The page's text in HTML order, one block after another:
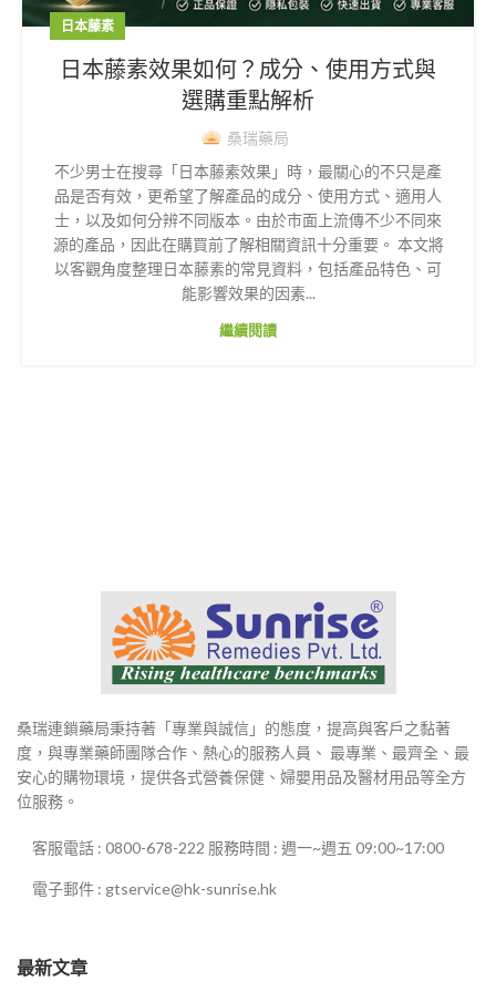
日本藤素
日本藤素效果如何？成分、使用方式與
選購重點解析
桑瑞藥局
不少男士在搜尋「日本藤素效果」時，最關心的不只是產
品是否有效，更希望了解產品的成分、使用方式、適用人
士，以及如何分辨不同版本。由於市面上流傳不少不同來
源的產品，因此在購買前了解相關資訊十分重要。 本文將
以客觀角度整理日本藤素的常見資料，包括產品特色、可
能影響效果的因素...
繼續閱讀
桑瑞連鎖藥局秉持著「專業與誠信」的態度，提高與客戶之黏著
度，與專業藥師團隊合作、熱心的服務人員、 最專業、最齊全、最
安心的購物環境，提供各式營養保健、婦嬰用品及醫材用品等全方
位服務。
客服電話 : 0800-678-222 服務時間 : 週一~週五 09:00~17:00
電子郵件 : gtservice@hk-sunrise.hk
最新文章